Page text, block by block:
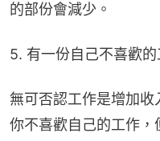
的部份會減少。
5. 有一份自己不喜歡
無可否認工作是增加
你不喜歡自己的工作